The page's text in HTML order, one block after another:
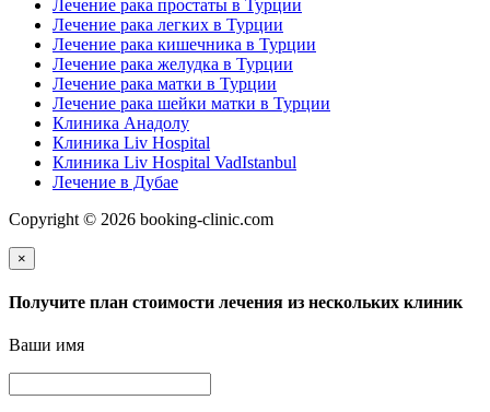
Лечение рака простаты в Турции
Лечение рака легких в Турции
Лечение рака кишечника в Турции
Лечение рака желудка в Турции
Лечение рака матки в Турции
Лечение рака шейки матки в Турции
Клиника Анадолу
Клиника Liv Hospital
Клиника Liv Hospital VadIstanbul
Лечение в Дубае
Copyright © 2026 booking-clinic.com
×
Получите план стоимости лечения из нескольких клиник
Ваши имя